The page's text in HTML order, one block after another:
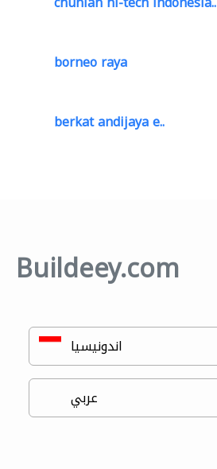
borneo raya
berkat andijaya e..
Buildeey.com